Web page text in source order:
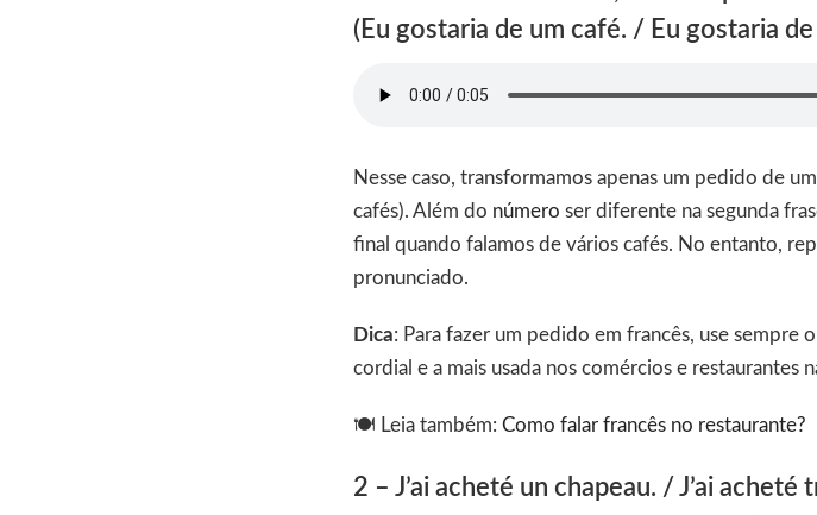
(Eu gostaria de um café. / Eu gostaria
Nesse caso, transformamos apenas um pedido de
cafés). Além do número ser diferente na segunda
final quando falamos de vários cafés. No entanto,
pronunciado.
Dica: Para fazer um pedido em francês, use sempre
cordial e a mais usada nos comércios e restaurantes
🍽 Leia também: Como falar francês no restaurante?
2 – J’ai acheté un chapeau. / J’ai